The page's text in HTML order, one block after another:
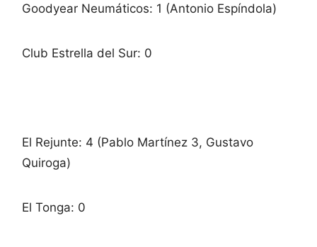
Goodyear Neumáticos: 1 (Antonio Espíndola)
Club Estrella del Sur: 0
El Rejunte: 4 (Pablo Martínez 3, Gustavo
Quiroga)
El Tonga: 0